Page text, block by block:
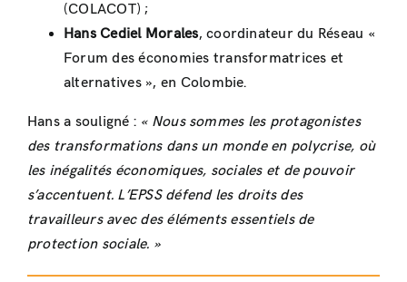
(COLACOT) ;
Hans Cediel Morales, coordinateur du Réseau «
Forum des économies transformatrices et
alternatives », en Colombie.
Hans a souligné : « Nous sommes les protagonistes
des transformations dans un monde en polycrise, où
les inégalités économiques, sociales et de pouvoir
s’accentuent. L’EPSS défend les droits des
travailleurs avec des éléments essentiels de
protection sociale. »